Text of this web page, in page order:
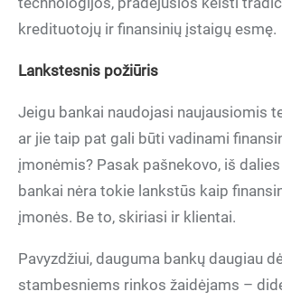
kredituotojų ir finansinių įstaigų esmę.
Lankstesnis požiūris
Jeigu bankai naudojasi naujausiomis
ar jie taip pat gali būti vadinami
įmonėmis? Pasak pašnekovo, iš
bankai nėra tokie lankstūs kaip
įmonės. Be to, skiriasi ir klientai.
Pavyzdžiui, dauguma bankų daugiau
stambesniems rinkos žaidėjams –